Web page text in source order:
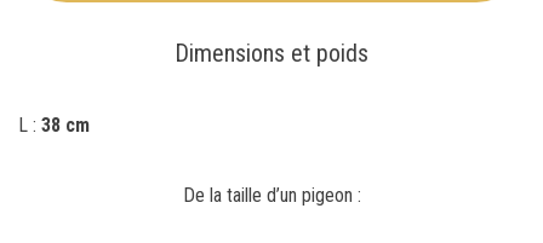
Dimensions et poids
L : 38 cm
De la taille d’un pigeon :